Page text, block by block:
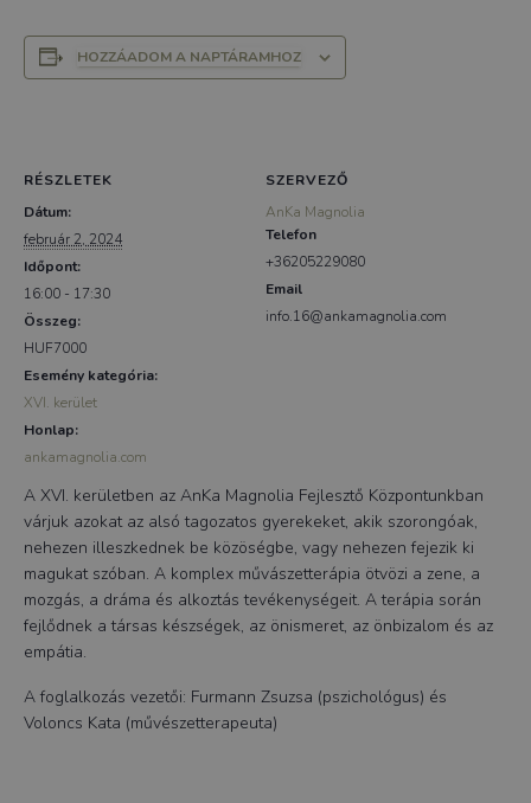
HOZZÁADOM A NAPTÁRAMHOZ
RÉSZLETEK
Dátum:
február 2, 2024
Időpont:
16:00 - 17:30
Összeg:
HUF7000
Esemény kategória:
XVI. kerület
Honlap:
ankamagnolia.com
SZERVEZŐ
AnKa Magnolia
Telefon
+36205229080
Email
info.16@ankamagnolia.com
A XVI. kerületben az AnKa Magnolia Fejlesztő Központunkban
várjuk azokat az alsó tagozatos gyerekeket, akik szorongóak,
nehezen illeszkednek be közöségbe, vagy nehezen fejezik ki
magukat szóban. A komplex művászetterápia ötvözi a zene, a
mozgás, a dráma és alkoztás tevékenységeit. A terápia során
fejlődnek a társas készségek, az önismeret, az önbizalom és az
empátia.
A foglalkozás vezetői: Furmann Zsuzsa (pszichológus) és
Voloncs Kata (művészetterapeuta)